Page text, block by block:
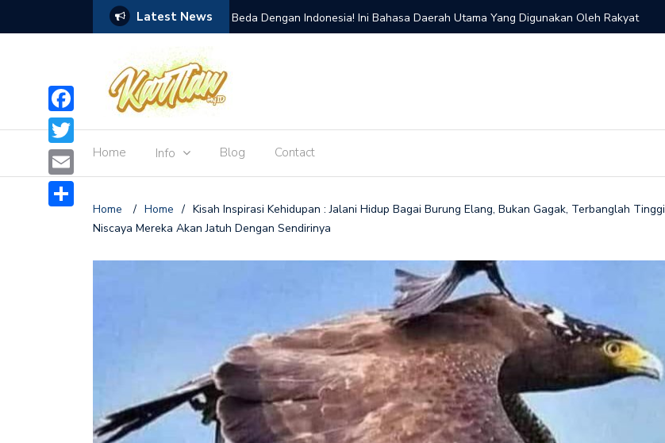
Latest News
Beda Dengan Indonesia! Ini Bahasa Daerah Utama Yang Digunakan Oleh Rakyat
Tiongkok atau China
Home Info Blog Contact
Home / Home / Kisah Inspirasi Kehidupan : Jalani Hidup Bagai Burung Elang, Bukan Gagak, Terbanglah Tinggi
Niscaya Mereka Akan Jatuh Dengan Sendirinya
Facebook
Twitter
Email